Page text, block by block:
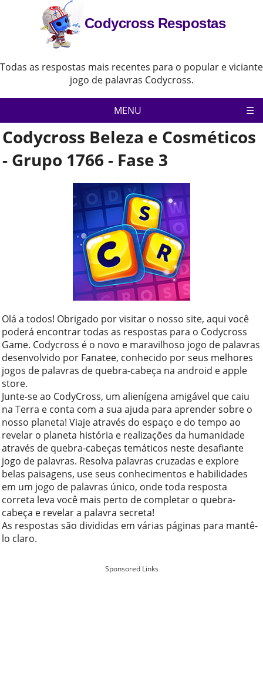
Codycross Respostas
Todas as respostas mais recentes para o popular e viciante
jogo de palavras Codycross.
MENU
Pagina inicial Política de Privacidade
Aviso Legal Contate-Nos
Codycross Beleza e Cosméticos
- Grupo 1766 - Fase 3
Olá a todos! Obrigado por visitar o nosso site, aqui você
poderá encontrar todas as respostas para o Codycross
Game. Codycross é o novo e maravilhoso jogo de palavras
desenvolvido por Fanatee, conhecido por seus melhores
jogos de palavras de quebra-cabeça na android e apple
store.
Junte-se ao CodyCross, um alienígena amigável que caiu
na Terra e conta com a sua ajuda para aprender sobre o
nosso planeta! Viaje através do espaço e do tempo ao
revelar o planeta história e realizações da humanidade
através de quebra-cabeças temáticos neste desafiante
jogo de palavras. Resolva palavras cruzadas e explore
belas paisagens, use seus conhecimentos e habilidades
em um jogo de palavras único, onde toda resposta
correta leva você mais perto de completar o quebra-
cabeça e revelar a palavra secreta!
As respostas são divididas em várias páginas para mantê-
lo claro.
Sponsored Links